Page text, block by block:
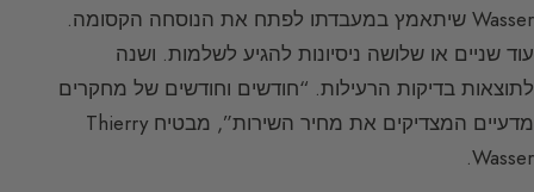
Wasser שיתאמץ במעבדתו לפתח את הנוסחה הקסומה.
עוד שניים או שלושה ניסיונות להגיע לשלמות. ושנה
לתוצאות בדיקות הרעילות. “חודשים וחודשים של מחקרים
מדעיים המצדיקים את מחיר השירות”, מבטיח Thierry
Wasser.